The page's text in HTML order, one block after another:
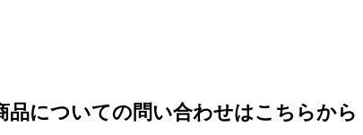
品についての問い合わせはこちらから